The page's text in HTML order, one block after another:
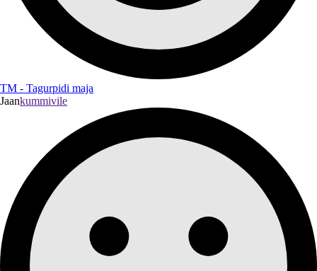
TM - Tagurpidi maja
Jaankummivile